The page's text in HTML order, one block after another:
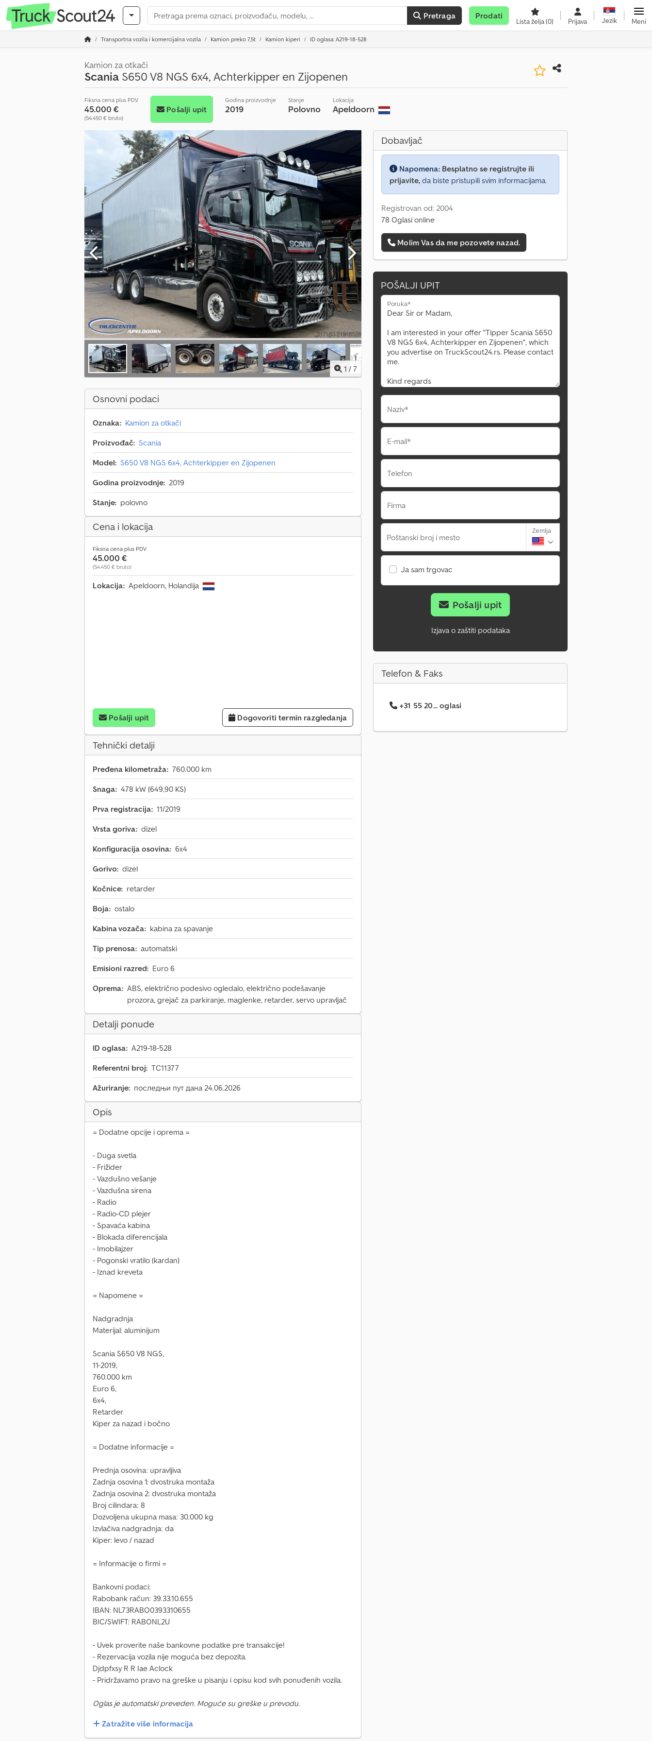
Pretraga Prodati
Lista želja(0) Prijava Jezik Meni
Transportna vozila i komercijalna vozila Kamion preko 7,5t Kamion kiperi ID oglasa: A219-18-528
Kamion za otkači
Scania S650 V8 NGS 6x4, Achterkipper en Zijopenen
Fiksna cena plus PDV
45.000 €
(54.450 € bruto)
Pošalji upit
Godina proizvodnje
2019
Stanje
Polovno
Lokacija
Apeldoorn
1 / 7
Osnovni podaci
Oznaka: Kamion za otkači
Proizvođač: Scania
Model: S650 V8 NGS 6x4, Achterkipper en Zijopenen
Godina proizvodnje: 2019
Stanje: polovno
Cena i lokacija
Fiksna cena plus PDV
45.000 €
(54.450 € bruto)
Lokacija: Apeldoorn, Holandija
Pošalji upit Dogovoriti termin razgledanja
Tehnički detalji
Pređena kilometraža: 760.000 km
Snaga: 478 kW (649,90 KS)
Prva registracija: 11/2019
Vrsta goriva: dizel
Konfiguracija osovina: 6x4
Gorivo: dizel
Kočnice: retarder
Boja: ostalo
Kabina vozača: kabina za spavanje
Tip prenosa: automatski
Emisioni razred: Euro 6
Oprema: ABS, električno podesivo ogledalo, električno podešavanje
prozora, grejač za parkiranje, maglenke, retarder, servo upravljač
Detalji ponude
ID oglasa: A219-18-528
Referentni broj: TC11377
Ažuriranje: последњи пут дана 24.06.2026
Opis
= Dodatne opcije i oprema =
- Duga svetla
- Frižider
- Vazdušno vešanje
- Vazdušna sirena
- Radio
- Radio-CD plejer
- Spavaća kabina
- Blokada diferencijala
- Imobilajzer
- Pogonski vratilo (kardan)
- Iznad kreveta
= Napomene =
Nadgradnja
Materijal: aluminijum
Scania S650 V8 NGS,
11-2019,
760.000 km
Euro 6,
6x4,
Retarder
Kiper za nazad i bočno
= Dodatne informacije =
Prednja osovina: upravljiva
Zadnja osovina 1: dvostruka montaža
Zadnja osovina 2: dvostruka montaža
Broj cilindara: 8
Dozvoljena ukupna masa: 30.000 kg
Izvlačiva nadgradnja: da
Kiper: levo / nazad
= Informacije o firmi =
Bankovni podaci:
Rabobank račun: 39.33.10.655
IBAN: NL73RABO0393310655
BIC/SWIFT: RABONL2U
- Uvek proverite naše bankovne podatke pre transakcije!
- Rezervacija vozila nije moguća bez depozita.
Djdpfxsy R R Iae Aclock
- Pridržavamo pravo na greške u pisanju i opisu kod svih ponuđenih vozila.
Oglas je automatski preveden. Moguće su greške u prevodu.
Zatražite više informacija
Dobavljač
Napomena: Besplatno se registrujte ili
prijavite, da biste pristupili svim informacijama.
Registrovan od: 2004
78 Oglasi online
Molim Vas da me pozovete nazad.
POŠALJI UPIT
Poruka*
Naziv*
E-mail*
Telefon
Firma
Poštanski broj i mesto
Zemlja
Ja sam trgovac
Pošalji upit
Izjava o zaštiti podataka
Telefon & Faks
+31 55 20... oglasi